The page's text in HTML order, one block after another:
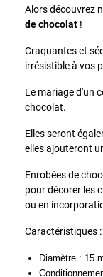
Alors découvrez
de chocolat !
Craquantes et
irrésistible à vos
Le mariage d'un
chocolat.
Elles seront
elles ajouteront
Enrobées de
pour décorer les
ou en
Caractéristiques :
Diamètre : 15